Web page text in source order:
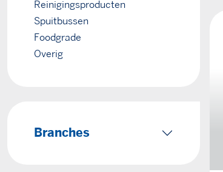
Reinigingsproducten
Spuitbussen
Foodgrade
Overig
Branches